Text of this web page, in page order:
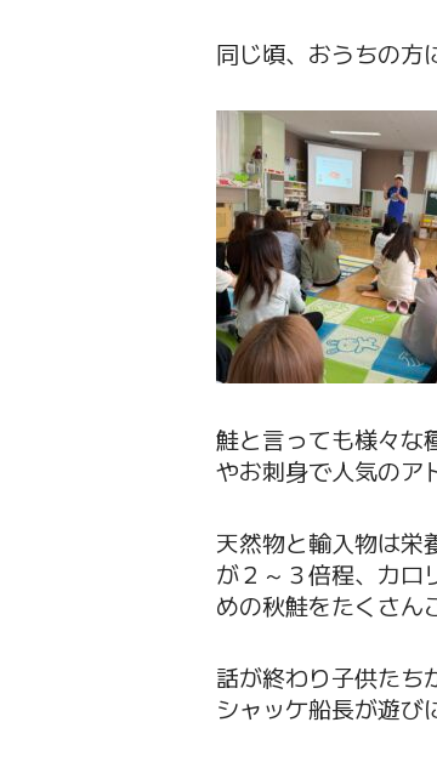
同じ頃、おうちの方
鮭と言っても様々な
やお刺身で人気のア
天然物と輸入物は栄
が２～３倍程、カロ
めの秋鮭をたくさん
話が終わり子供たち
シャッケ船長が遊び